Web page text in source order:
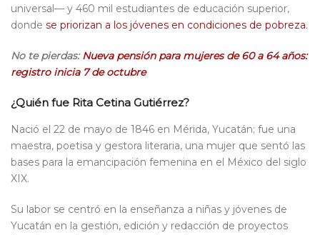
universal— y 460 mil estudiantes de educación superior,
donde se priorizan a los jóvenes en condiciones de pobreza.
No te pierdas:Nueva pensión para mujeres de 60 a 64 años:
registro inicia 7 de octubre
¿Quién fue Rita Cetina Gutiérrez?
Nació el 22 de mayo de 1846 en Mérida, Yucatán; fue una
maestra, poetisa y gestora literaria, una mujer que sentó las
bases para la emancipación femenina en el México del siglo
XIX.
Su labor se centró en la enseñanza a niñas y jóvenes de
Yucatán en la gestión, edición y redacción de proyectos